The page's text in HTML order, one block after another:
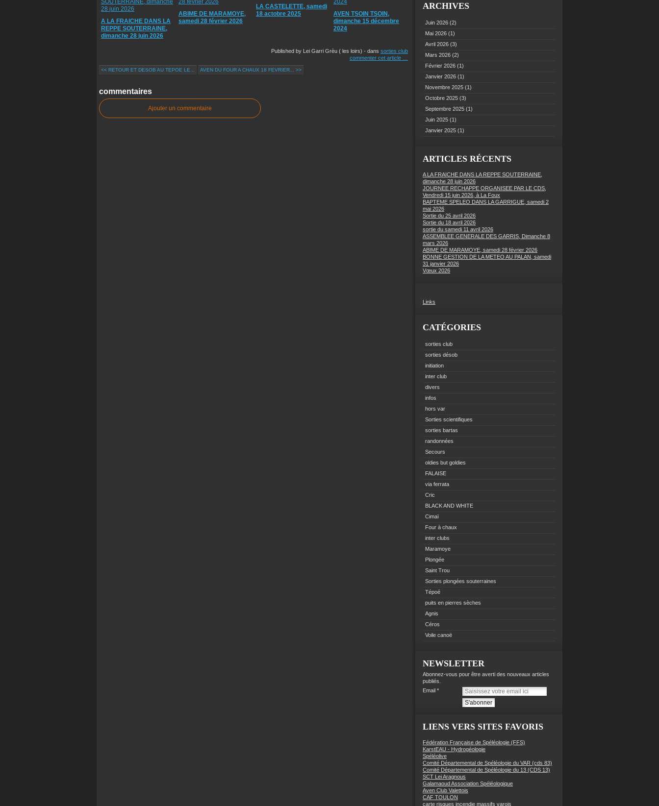
A LA FRAICHE DANS LA
REPPE SOUTERRAINE,
dimanche 28 juin 2026
ABIME DE MARAMOYE,
samedi 28 février 2026
LA CASTELETTE, samedi
18 actobre 2025
AVEN TSOIN TSOIN,
dimanche 15 décembre
2024
Published by Lei Garri Grèu ( les loirs) - dans sorties club
commenter cet article
<< RETOUR ET DESOB AU TEPOE LE... AVEN DU FOUR A CHAUX 18 FEVRIER... >>
commentaires
Ajouter un commentaire
ARCHIVES
Juin 2026 (2)
Mai 2026 (1)
Avril 2026 (3)
Mars 2026 (2)
Février 2026 (1)
Janvier 2026 (1)
Novembre 2025 (1)
Octobre 2025 (3)
Septembre 2025 (1)
Juin 2025 (1)
Janvier 2025 (1)
ARTICLES RÉCENTS
A LA FRAICHE DANS LA REPPE SOUTERRAINE,
dimanche 28 juin 2026
JOURNEE RECHAPPE ORGANISEE PAR LE CDS,
Vendredi 15 juin 2026, à La Foux
BAPTEME SPELEO DANS LA GARRIGUE, samedi 2
mai 2026
Sortie du 25 avril 2026
Sortie du 18 avril 2026
sortie du samedi 11 avril 2026
ASSEMBLEE GENERALE DES GARRIS, Dimanche 8
mars 2026
ABIME DE MARAMOYE, samedi 28 février 2026
BONNE GESTION DE LA METEO AU PALAN, samedi
31 janvier 2026
Vœux 2026
Links
CATÉGORIES
sorties club
sorties désob
initiation
inter club
divers
infos
hors var
Sorties scientifiques
sorties bartas
randonnées
Secours
oldies but goldies
FALAISE
via ferrata
Cric
BLACK AND WHITE
Cimaï
Four à chaux
inter clubs
Maramoye
Plongée
Saint Trou
Sorties plongées souterraines
Tépoé
puits en pierres sèches
Agnis
Céros
Voile canoë
NEWSLETTER
Abonnez-vous pour être averti des nouveaux articles
publiés.
Email
LIENS VERS SITES FAVORIS
Fédération Française de Spéléologie (FFS)
KarstEAU - Hydrogéologie
Spéléolive
Comité Départemental de Spéléologie du VAR (cds 83)
Comité Départemental de Spéléologie du 13 (CDS 13)
SCT Lei Aragnous
Galamaoud Association Spéléologique
Aven Club Valettois
CAF TOULON
carte risques incendie massifs varois